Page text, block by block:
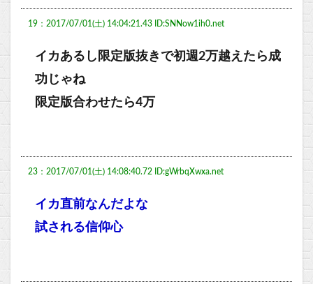
19：2017/07/01(土) 14:04:21.43 ID:SNNow1ih0.net
イカあるし限定版抜きで初週2万越えたら成
功じゃね
限定版合わせたら4万
23：2017/07/01(土) 14:08:40.72 ID:gWrbqXwxa.net
イカ直前なんだよな
試される信仰心